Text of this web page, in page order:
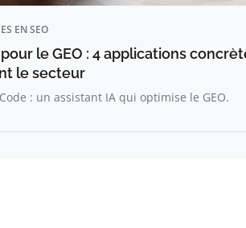
EN SEO
le GEO : 4 applications
le secteur
: un assistant IA qui optimise le GEO.